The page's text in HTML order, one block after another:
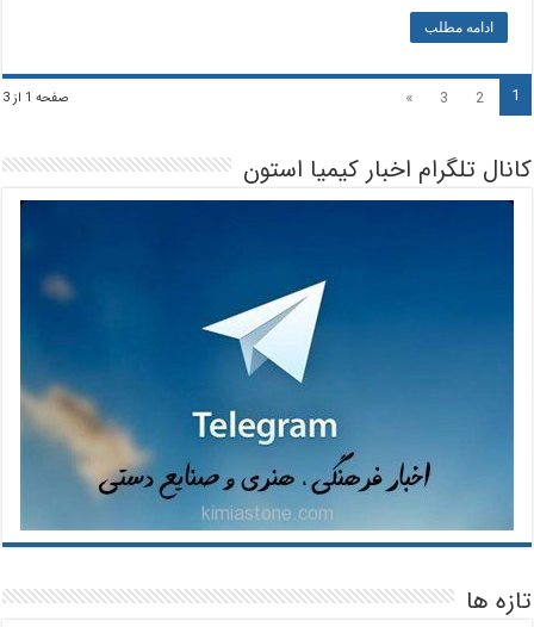
ادامه مطلب
صفحه 1 از 3 1
2
3
»
کانال تلگرام اخبار کیمیا استون
تازه ها